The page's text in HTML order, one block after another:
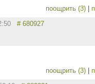
поощрить (3)
# 680927
поощрить (3)